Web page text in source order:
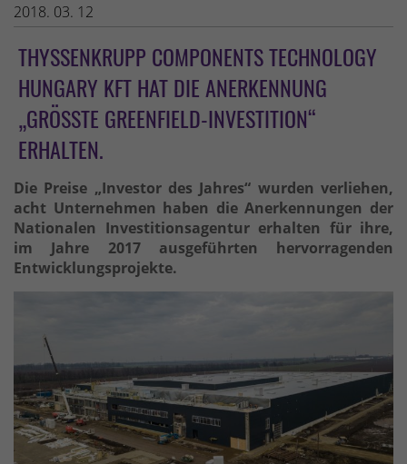
2018. 03. 12
THYSSENKRUPP COMPONENTS TECHNOLOGY
HUNGARY KFT HAT DIE ANERKENNUNG
„GRÖSSTE GREENFIELD-INVESTITION“ E
RHALTEN.
Die Preise „Investor des Jahres“ wurden verliehen,
acht Unternehmen haben die Anerkennungen der
Nationalen Investitionsagentur erhalten für ihre,
im Jahre 2017 ausgeführten hervorragenden
Entwicklungsprojekte.